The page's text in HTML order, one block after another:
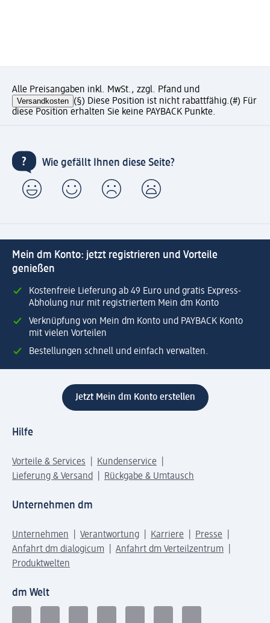
Alle Preisangaben inkl. MwSt., zzgl. Pfand und
Versandkosten (§) Diese Position ist nicht rabattfähig.(#) Für
diese Position erhalten Sie keine PAYBACK Punkte.
Wie gefällt Ihnen diese Seite?
Mein dm Konto: jetzt registrieren und Vorteile
genießen
Kostenfreie Lieferung ab 49 Euro und gratis Express-
Abholung nur mit registriertem Mein dm Konto
Verknüpfung von Mein dm Konto und PAYBACK Konto
mit vielen Vorteilen
Bestellungen schnell und einfach verwalten.
Jetzt Mein dm Konto erstellen
Hilfe
Vorteile & Services
Kundenservice
Lieferung & Versand
Rückgabe & Umtausch
Unternehmen dm
Unternehmen Verantwortung Karriere
Presse
Anfahrt dm dialogicum
Anfahrt dm Verteilzentrum
Produktwelten
dm Welt